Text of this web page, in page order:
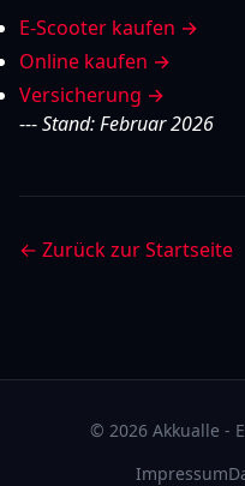
E-Scooter kaufen →
Online kaufen →
Versicherung →
---Stand: Februar 2026
← Zurück zur Startseite
© 2026 Akkualle -
Impressum